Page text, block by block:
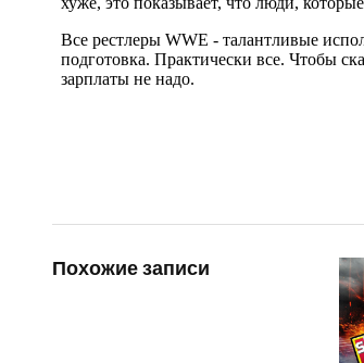
Похожие записи